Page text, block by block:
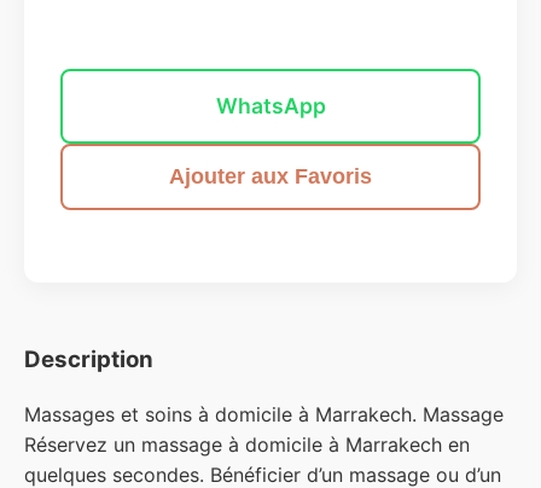
WhatsApp
Ajouter aux Favoris
Description
Massages et soins à domicile à Marrakech. Massage
Réservez un massage à domicile à Marrakech en
quelques secondes. Bénéficier d’un massage ou d’un